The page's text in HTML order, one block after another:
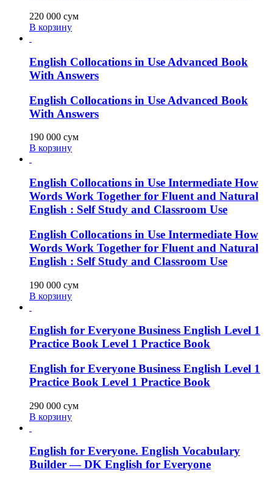
220 000 сум
В корзину
English Collocations in Use Advanced Book
With Answers
English Collocations in Use Advanced Book
With Answers
190 000 сум
В корзину
English Collocations in Use Intermediate How
Words Work Together for Fluent and Natural
English : Self Study and Classroom Use
English Collocations in Use Intermediate How
Words Work Together for Fluent and Natural
English : Self Study and Classroom Use
190 000 сум
В корзину
English for Everyone Business English Level 1
Practice Book Level 1 Practice Book
English for Everyone Business English Level 1
Practice Book Level 1 Practice Book
290 000 сум
В корзину
English for Everyone. English Vocabulary
Builder — DK English for Everyone